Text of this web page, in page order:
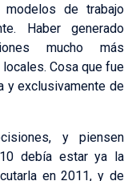
modelos de trabajo
Haber generado
mucho más
Cosa que fue
y exclusivamente de
y piensen
debía estar ya la
en 2011, y de